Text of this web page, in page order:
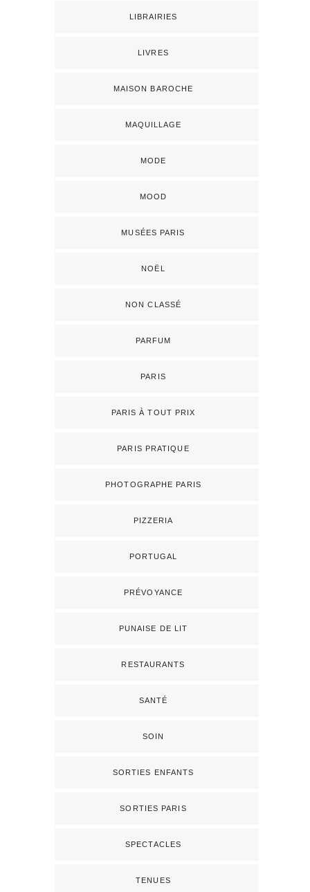
LIBRAIRIES
LIVRES
MAISON BAROCHE
MAQUILLAGE
MODE
MOOD
MUSÉES PARIS
NOËL
NON CLASSÉ
PARFUM
PARIS
PARIS À TOUT PRIX
PARIS PRATIQUE
PHOTOGRAPHE PARIS
PIZZERIA
PORTUGAL
PRÉVOYANCE
PUNAISE DE LIT
RESTAURANTS
SANTÉ
SOIN
SORTIES ENFANTS
SORTIES PARIS
SPECTACLES
TENUES